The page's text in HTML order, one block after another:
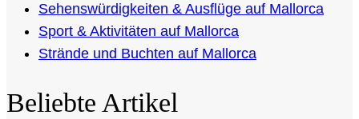
Sehenswürdigkeiten & Ausflüge auf Mallorca
Sport & Aktivitäten auf Mallorca
Strände und Buchten auf Mallorca
Beliebte Artikel